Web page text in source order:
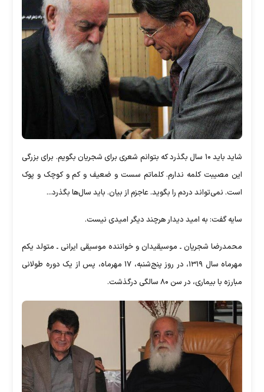
شاید باید ۱۰ ‌سال بگذرد که بتوانم شعری برای شجریان بگویم. برای بزرگی
این مصیبت کلمه ندارم. کلماتم سست و ضعیف و کم و کوچک و پوک
است. نمی‌تواند دردم را بگوید. عاجزم از بیان. باید سال‌ها بگذرد...
سایه گفت: به امید دیدار هرچند دیگر امیدی نیست.
محمدرضا شجریان ـ موسیقیدان و خواننده موسیقی ایرانی ـ متولد یکم
مهرماه سال ۱۳۱۹، در روز پنج‌شنبه، ۱۷ مهرماه، پس از یک دوره طولانی
مبارزه با بیماری، در سن ۸۰ سالگی درگذشت.